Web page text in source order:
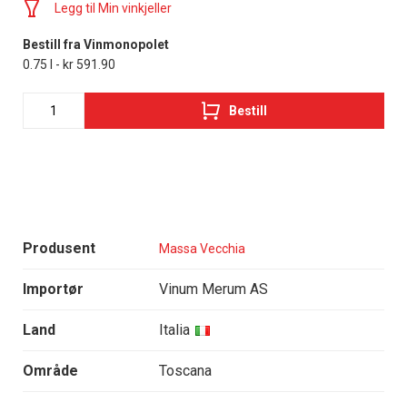
Produsent Massa Vecchia
Importør Vinum Merum AS
Land Italia
Område Toscana
Legg til Min vinkjeller
Bestill fra Vinmonopolet
0.75 l - kr 591.90
Bestill